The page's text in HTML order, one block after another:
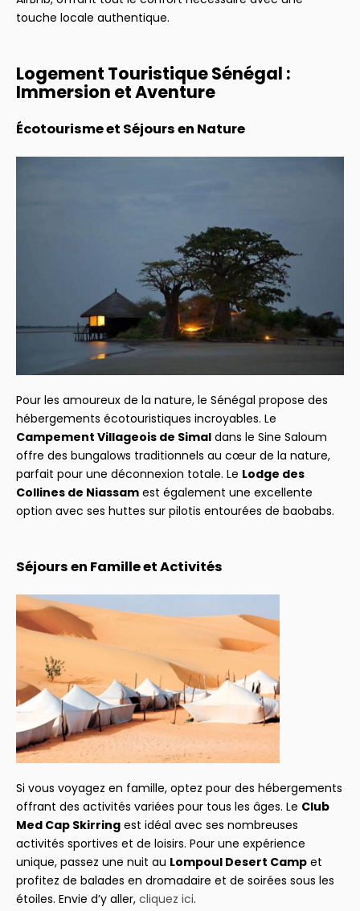
touche locale authentique.
Logement Touristique Sénégal :
Immersion et Aventure
Écotourisme et Séjours en Nature
Pour les amoureux de la nature, le Sénégal propose des
hébergements écotouristiques incroyables. Le
Campement Villageois de Simal dans le Sine Saloum
offre des bungalows traditionnels au cœur de la nature,
parfait pour une déconnexion totale. Le Lodge des
Collines de Niassam est également une excellente
option avec ses huttes sur pilotis entourées de baobabs.
Séjours en Famille et Activités
Si vous voyagez en famille, optez pour des hébergements
offrant des activités variées pour tous les âges. Le Club
Med Cap Skirring est idéal avec ses nombreuses
activités sportives et de loisirs. Pour une expérience
unique, passez une nuit au Lompoul Desert Camp et
profitez de balades en dromadaire et de soirées sous les
étoiles. Envie d’y aller, cliquez ici.